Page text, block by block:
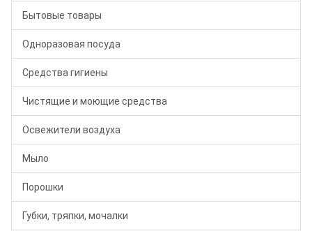
Бытовые товары
Одноразовая посуда
Средства гигиены
Чистящие и моющие средства
Освежители воздуха
Мыло
Порошки
Губки, тряпки, мочалки